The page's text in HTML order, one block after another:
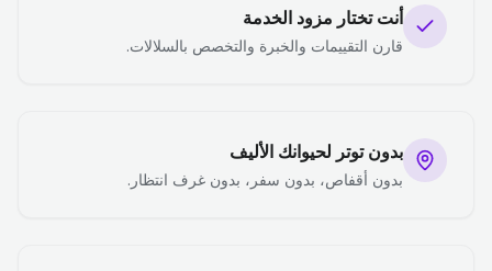
أنت تختار مزود الخدمة
قارن التقييمات والخبرة والتخصص بالسلالات.
بدون توتر لحيوانك الأليف
بدون أقفاص، بدون سفر، بدون غرف انتظار.